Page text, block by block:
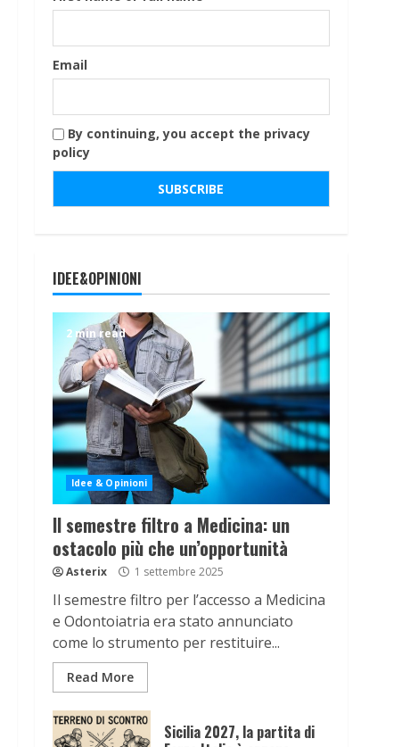
Email
By continuing, you accept the privacy
policy
IDEE&OPINIONI
2 min read
Idee & Opinioni
Il semestre filtro a Medicina: un
ostacolo più che un’opportunità
Asterix 1 settembre 2025
Il semestre filtro per l’accesso a Medicina
e Odontoiatria era stato annunciato
come lo strumento per restituire...
Read More
Sicilia 2027, la partita di